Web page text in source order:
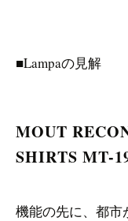
■Lampaの見解
MOUT
SHIRTS MT-
機能の先に、都市